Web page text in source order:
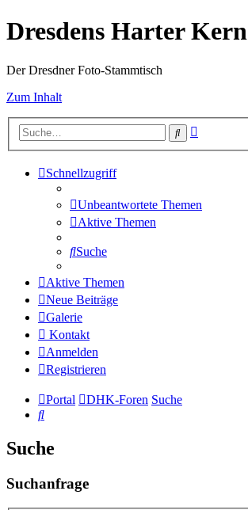
Dresdens Harter Kern
Der Dresdner Foto-Stammtisch
Zum Inhalt
Suche
Schnellzugriff
Unbeantwortete Themen
Aktive Themen
Suche
Aktive Themen
Neue Beiträge
Galerie
Kontakt
Anmelden
Registrieren
Portal DHK-Foren Suche
Suche
Suche
Suchanfrage